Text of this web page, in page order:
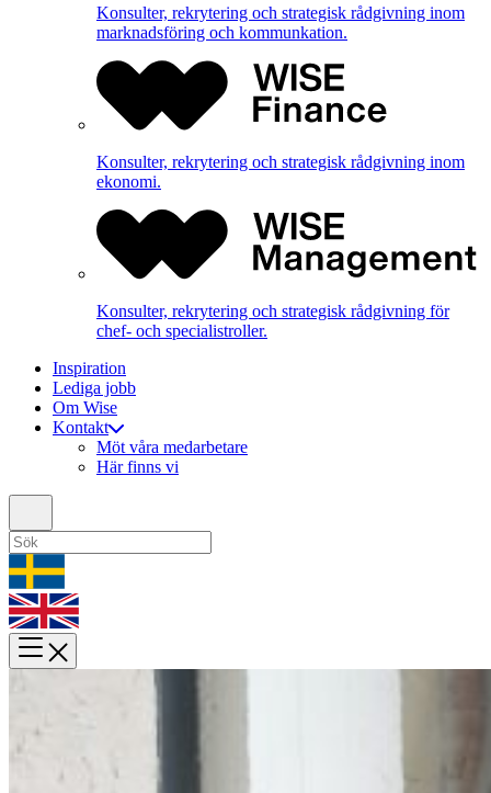
Konsulter, rekrytering och strategisk rådgivning inom
marknadsföring och kommunkation.
Konsulter, rekrytering och strategisk rådgivning inom
ekonomi.
Konsulter, rekrytering och strategisk rådgivning för
chef- och specialistroller.
Inspiration
Lediga jobb
Om Wise
Kontakt
Möt våra medarbetare
Här finns vi